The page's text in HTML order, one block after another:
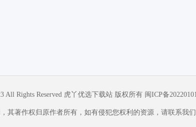
All Rights Reserved 虎丫优选下载站 版权所有 闽ICP备
其著作权归原作者所有，如有侵犯您权利的资源，请联系我们